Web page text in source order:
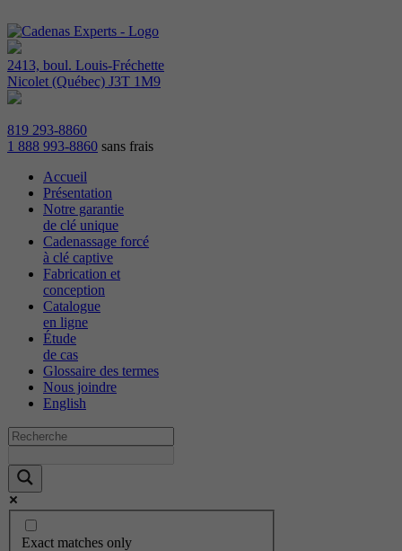
2413, boul. Louis-Fréchette
Nicolet (Québec) J3T 1M9
819 293-8860
1 888 993-8860 sans frais
Accueil
Présentation
Notre garantie
de clé unique
Cadenassage forcé
à clé captive
Fabrication et
conception
Catalogue
en ligne
Étude
de cas
Glossaire des termes
Nous joindre
English
Exact matches only